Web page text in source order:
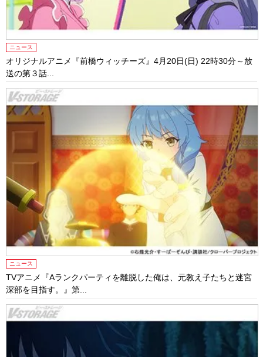
ニュース
オリジナルアニメ『前橋ウィッチーズ』4月20日(日) 22時30分～放
送の第３話...
ニュース
TVアニメ『Aランクパーティを離脱した俺は、元教え子たちと迷宮
深部を目指す。』第...